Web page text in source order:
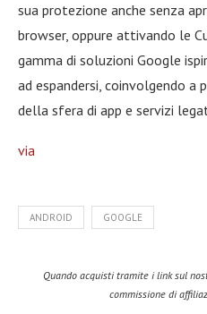
sua protezione anche senza
browser, oppure attivando le
gamma di soluzioni Google
ad espandersi, coinvolgendo a
della sfera di app e servizi
via
ANDROID GOOGLE
Quando acquisti tramite i link sul
commissione di